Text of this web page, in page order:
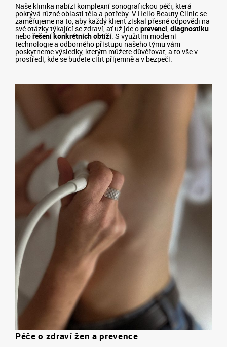
Naše klinika nabízí komplexní sonografickou péči, která
pokrývá různé oblasti těla a potřeby. V Hello Beauty Clinic se
zaměřujeme na to, aby každý klient získal přesné odpovědi na
své otázky týkající se zdraví, ať už jde oprevenci,diagnostiku
nebořešení konkrétních obtíží. S využitím moderní
technologie a odborného přístupu našeho týmu vám
poskytneme výsledky, kterým můžete důvěřovat, a to vše v
prostředí, kde se budete cítit příjemně a v bezpečí.
Péče o zdraví žen a prevence